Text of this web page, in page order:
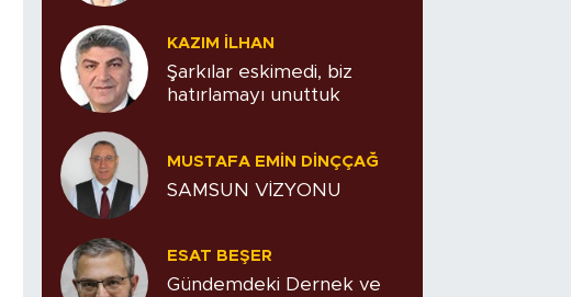
KAZIM İLHAN
Şarkılar eskimedi, biz
hatırlamayı unuttuk
MUSTAFA EMIN DINÇÇAĞ
SAMSUN VİZYONU
ESAT BEŞER
Gündemdeki Dernek ve